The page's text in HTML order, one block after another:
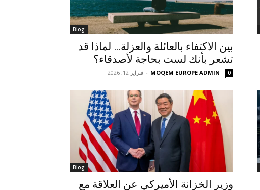
Blog
بين الاكتفاء بالعائلة والعزلة… لماذا قد
تشعر بأنك لست بحاجة لأصدقاء؟
MOQEM EUROPE ADMIN
- فبراير 12, 2026 0
Blog
وزير الخزانة الأميركي عن العلاقة مع